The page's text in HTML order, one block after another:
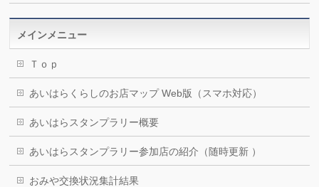
メインメニュー
Ｔｏｐ
あいはらくらしのお店マップ Web版（スマホ対応）
あいはらスタンプラリー概要
あいはらスタンプラリー参加店の紹介（随時更新 ）
おみや交換状況集計結果